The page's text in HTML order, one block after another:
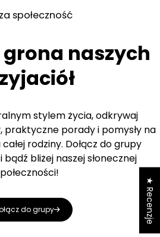
społeczność
grona naszych
stylem życia, odkrywaj
porady i pomysły na
rodziny. Dołącz do grupy
bądź bliżej naszej słonecznej
do grupy ★ Recenzje